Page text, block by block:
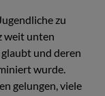
zu
weit unten
und deren
wurde.
gelungen, viele